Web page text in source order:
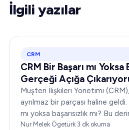
İlgili yazılar
CRM
CRM Bir Başarı mı Yoksa
Gerçeği Açığa
Müşteri İlişkileri Yönetimi
ayrılmaz bir parçası haline
mı yoksa başarısızlık mı? Bu
incelemede, size kapsamlı bir
Nur Melek Ögetürk·3 dk okuma